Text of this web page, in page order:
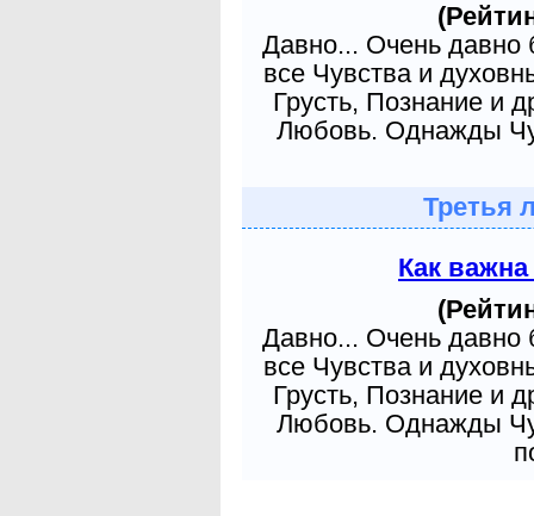
Давно... Очень давно
все Чувства и
Грусть, Познание и
Любовь. Однажды
Третья
Как
Давно... Очень давно
все Чувства и
Грусть, Познание и
Любовь. Однажды